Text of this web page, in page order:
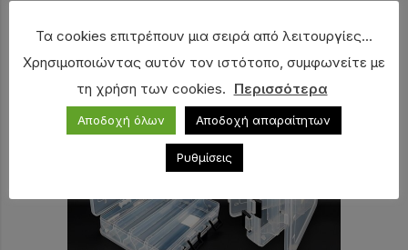
Τα cookies επιτρέπουν μια σειρά από λειτουργίες...
Χρησιμοποιώντας αυτόν τον ιστότοπο, συμφωνείτε με
τη χρήση των cookies. Περισσότερα
Αποδοχή όλων Αποδοχή απαραίτητων
Ρυθμίσεις